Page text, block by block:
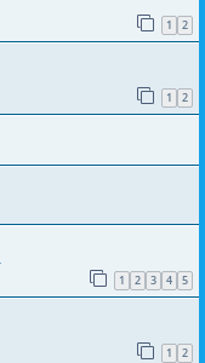
1 2
1 2
1 2 3 4 5
1 2